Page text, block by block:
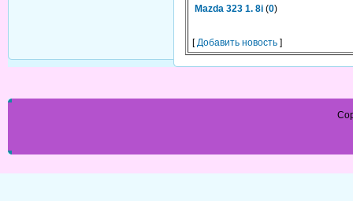
Mazda 323 1. 8i (0)
[Добавить новость ]